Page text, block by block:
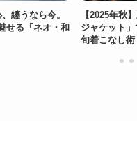
纏うなら今。
せる『ネオ・和
【2025年秋
ジャケット
旬着こなし術